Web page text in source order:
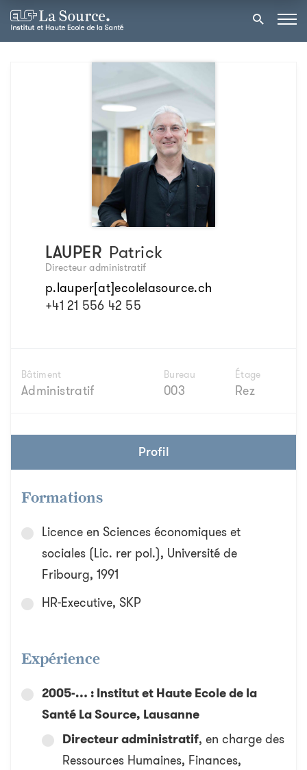
LAUPER Patrick
Directeur administratif
p.lauper[at]ecolelasource.ch
+41 21 556 42 55
Bâtiment
Administratif
Bureau
003
Étage
Rez
Profil
Formations
Licence en Sciences économiques et
sociales (Lic. rer pol.), Université de
Fribourg, 1991
HR-Executive, SKP
Expérience
2005-… : Institut et Haute Ecole de la
Santé La Source, Lausanne
Directeur administratif, en charge des
Ressources Humaines, Finances,